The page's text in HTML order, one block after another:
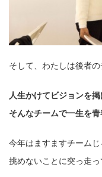
そして、わたしは後者の
人生かけてビジョンを
そんなチームで一生を
今年はますますチームじ
挑めないことに突っ走っ